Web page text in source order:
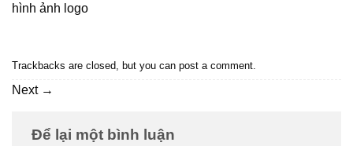
hình ảnh logo
Trackbacks are closed, but you can post a comment
Next →
Để lại một bình luận